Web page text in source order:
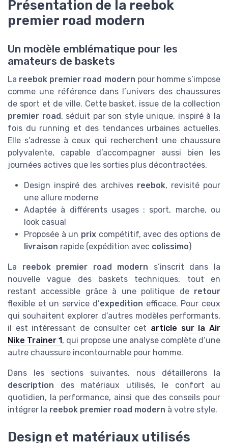
Présentation de la reebok
premier road modern
Un modèle emblématique pour les
amateurs de baskets
La reebok premier road modern pour homme s’impose
comme une référence dans l’univers des chaussures
de sport et de ville. Cette basket, issue de la collection
premier road, séduit par son style unique, inspiré à la
fois du running et des tendances urbaines actuelles.
Elle s’adresse à ceux qui recherchent une chaussure
polyvalente, capable d’accompagner aussi bien les
journées actives que les sorties plus décontractées.
Design inspiré des archives reebok, revisité pour
une allure moderne
Adaptée à différents usages : sport, marche, ou
look casual
Proposée à un prixcompétitif, avec des options de
livraison rapide (expédition avec colissimo)
La reebok premier road modern s’inscrit dans la
nouvelle vague des baskets techniques, tout en
restant accessible grâce à une politique de retour
flexible et un service d’expedition efficace. Pour ceux
qui souhaitent explorer d’autres modèles performants,
il est intéressant de consulter cet article sur la Air
Nike Trainer 1, qui propose une analyse complète d’une
autre chaussure incontournable pour homme.
Dans les sections suivantes, nous détaillerons la
description des matériaux utilisés, le confort au
quotidien, la performance, ainsi que des conseils pour
intégrer la reebok premier road modern à votre style.
Design et matériaux utilisés